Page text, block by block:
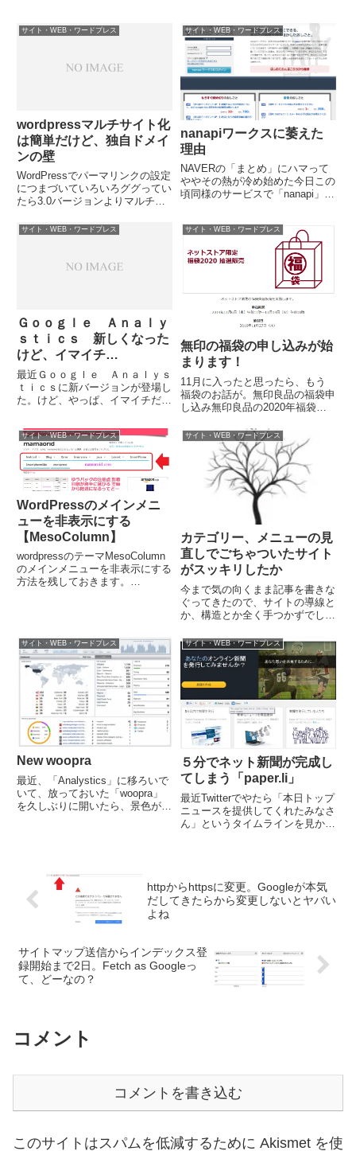
サイト・WEB・ワードプレス
wordpressマルチサイト化
は簡単だけど、独自ドメイ
ンの壁
WordPressでパーマリンクの設定
につまづいていろいろググってい
たら3.0バージョンよりマルチサ
が判明。で、どーせ記事を削除し
WordPressを...
サイト・WEB・ワードプレス
nanapiワークスに萎えた
理由
NAVERの「まとめ」にハマって
ややその熱が冷め始めた今日この
頃同様のサービスで「nanapi」と
ワークス」という記事を書くとお
金がもらえるシステムもあること
を発見。「まとめ...
サイト・WEB・ワードプレス
Ｇｏｏｇｌｅ Ａｎａｌｙ
ｓｔｉｃｓ 新しくなった
けど、イマイチ…
最近Ｇｏｏｇｌｅ Ａｎａｌｙｓ
ｔｉｃｓに新バージョンが登場し
た。けど、やっぱ、イマイチだな
ど、これが、また、使えない。
「今」が見られるようになったの
は、いいよ。今、誰が、どのコン
テ...
サイト・WEB・ワードプレス
無印の福袋の申し込みが始
まります！
11月に入ったと思ったら、もう
福袋のお話が。無印良品の福袋申
し込み無印良品の2020年福袋の
す。申込期間は11/6～19日。抽選
日は11/27。無印の福袋の種類無
印の福袋はネットショップのみ
で、実店舗では販売が...
サイト・WEB・ワードプレス
WordPressのメインメニ
ューを非表示にする
【MesoColumn】
wordpressのテーマMesoColumn
のメインメニューを非表示にする
方法を残しておきます。
ーが...
サイト・WEB・ワードプレス
カテゴリー、メニューの見
直しでごちゃついたサイト
がスッキリしたか
今まで気の向くまま記事を書きな
ぐってきたので、サイトの導線と
か、構造とか全く手つかずでした
にしました。直帰率が高い問題テ
ーマを変更して、プラグインを外
したりしているうちに、直帰率が
80％近くになっていることを発...
サイト・WEB・ワードプレス
New woopra
最近、「Analystics」に移ろいで
いて、放っておいた「woopra」
を久しぶりに開いたら、景色が一
サイト・WEB・ワードプレス
５分でネット新聞が完成し
てしまう「paper.li」
最近Twitterでやたら「本日トップ
ニュースを提供してくれたみなさ
ん」というタイムラインを見かけ
「paper.l...
httpからhttpsに変更。Googleが本気
だしてきたらから変更しないとヤバい
よね
サイトマップ送信からインデックス登
録開始まで2日。Fetch as Googleっ
て、どーなの？
コメント
コメントを書き込む
このサイトはスパムを低減するために Akismet を使